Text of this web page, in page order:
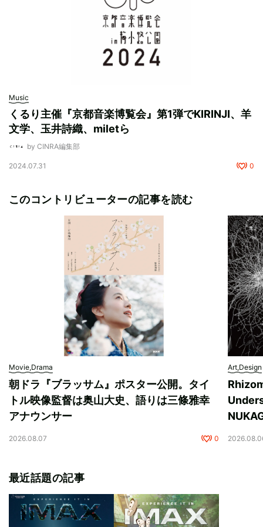
Music
くるり主催『京都音楽博覧会』第1弾でKIRINJI、羊
文学、玉井詩織、miletら
by CINRA編集部
2024.07.31 0
このコントリビューターの記事を読む
Movie,Drama
朝ドラ『ブラッサム』ポスター公開。タイ
トル映像監督は奥山大史、語りは三條雅幸
アナウンサー
2026.08.07 0
Art,Design
最近話題の記事